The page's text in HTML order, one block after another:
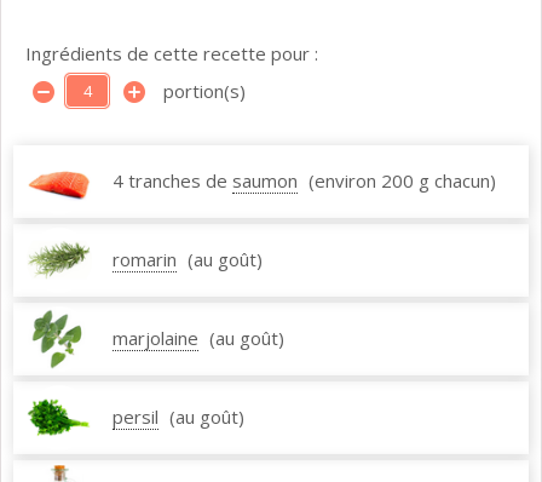
Ingrédients de cette recette pour :
portion(s)
4 tranches de saumon (environ 200 g chacun)
romarin (au goût)
marjolaine (au goût)
persil (au goût)